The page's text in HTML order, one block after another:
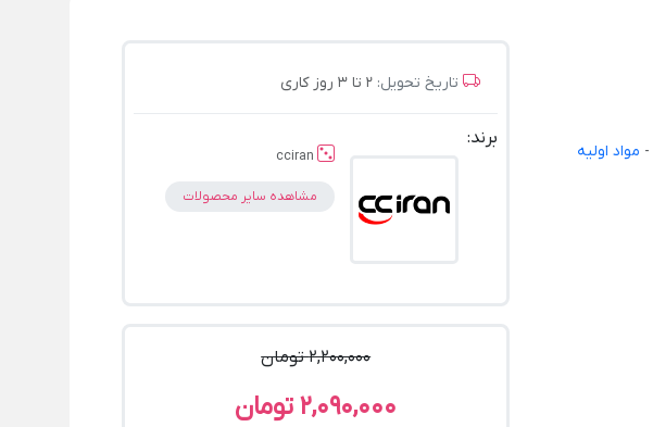
- مواد اولیه
تاریخ تحویل: 2 تا 3 روز کاری
برند:
cciran
مشاهده سایر محصولات
2,200,000 تومان
2,090,000 تومان